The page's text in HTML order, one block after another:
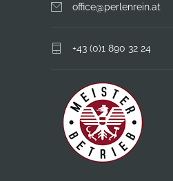
office@perlenrein.at
+43 (0)1 890 32 24